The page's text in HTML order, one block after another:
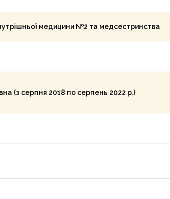
медицини №2 та медсестринства
(з серпня 2018 по серпень 2022 р.)